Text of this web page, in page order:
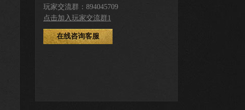
玩家交流群：894045709
点击加入玩家交流群1
在线咨询客服